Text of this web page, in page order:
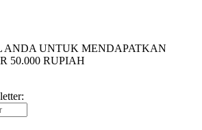
ANDA UNTUK MENDAPATKAN
50.000 RUPIAH